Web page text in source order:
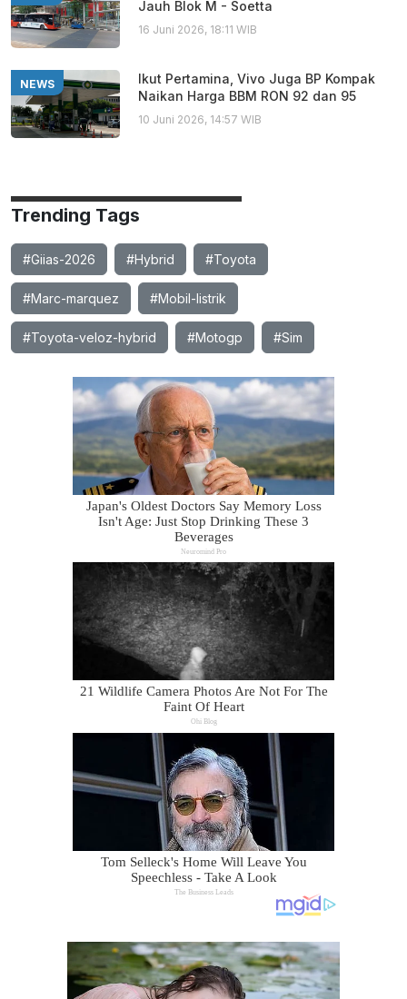
Jauh Blok M - Soetta
16 Juni 2026, 18:11 WIB
NEWS
Ikut Pertamina, Vivo Juga BP Kompak
Naikan Harga BBM RON 92 dan 95
10 Juni 2026, 14:57 WIB
Trending Tags
#Giias-2026 #Hybrid #Toyota
#Marc-marquez #Mobil-listrik
#Toyota-veloz-hybrid #Motogp #Sim